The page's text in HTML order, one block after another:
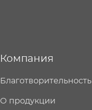
Компания
Благотворительность
О продукции